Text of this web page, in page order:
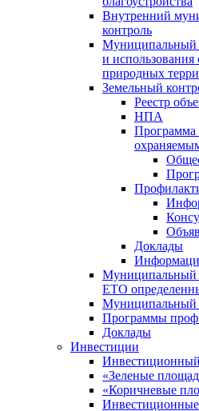
Внутренний
контроль
Муниципальный
и
природных
Земельный
Реестр
НПА
Программа
Доклады
Муниципальный
ЕТО
Муниципальный
Программы
Доклады
Инвестиции
«Зеленые
«Коричневые